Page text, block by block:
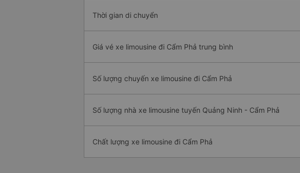
Thời gian di chuyển
Giá vé xe limousine đi Cẩm Phả trung bình
Số lượng chuyến xe limousine đi Cẩm Phả
Số lượng nhà xe limousine tuyến Quảng Ninh - Cẩm Phả
Chất lượng xe limousine đi Cẩm Phả